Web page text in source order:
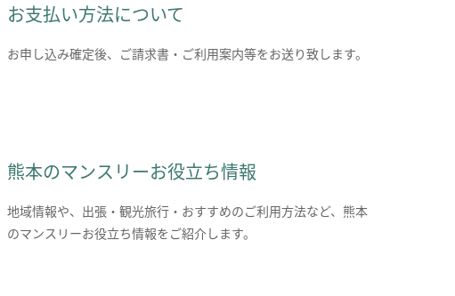
お支払い方法について
お申し込み確定後、ご請求書・ご利用案内等をお送り致します。
熊本のマンスリーお役立ち情報
地域情報や、出張・観光旅行・おすすめのご利用方法など、熊本
のマンスリーお役立ち情報をご紹介します。